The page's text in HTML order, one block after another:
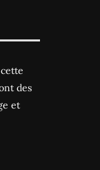
des
et